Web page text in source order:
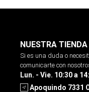
NUESTRA TIENDA
Si es una duda o
comunicarte con
Lun. - Vie. 10:30 a
Apoquindo 7331